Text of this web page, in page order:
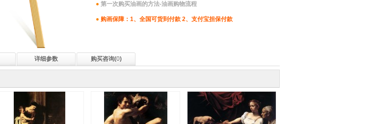
第一次购买油画的方法-油画购物流程
购画保障：1、全国可货到付款 2、支付宝担保付款
详细参数 购买咨询(0)